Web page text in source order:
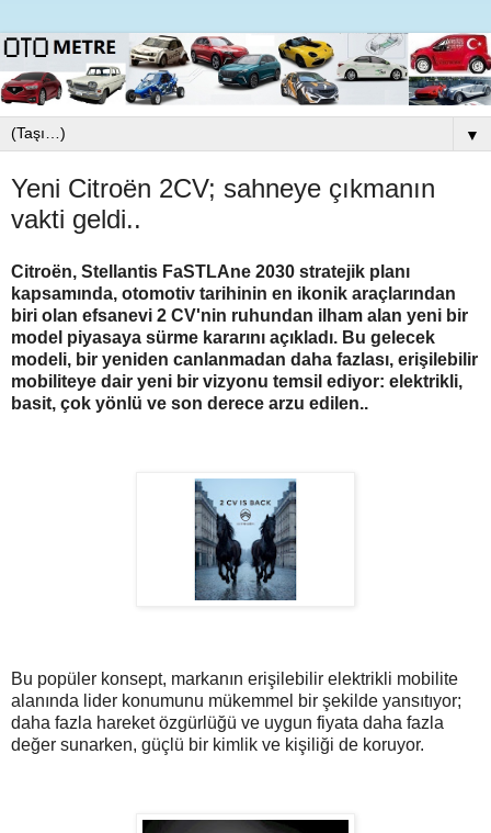
▼
Yeni Citroën 2CV; sahneye çıkmanın
vakti geldi..
Citroën, Stellantis FaSTLAne 2030 stratejik planı
kapsamında, otomotiv tarihinin en ikonik araçlarından
biri olan efsanevi 2 CV'nin ruhundan ilham alan yeni bir
model piyasaya sürme kararını açıkladı. Bu gelecek
modeli, bir yeniden canlanmadan daha fazlası, erişilebilir
mobiliteye dair yeni bir vizyonu temsil ediyor: elektrikli,
basit, çok yönlü ve son derece arzu edilen..
Bu popüler konsept, markanın erişilebilir elektrikli mobilite
alanında lider konumunu mükemmel bir şekilde yansıtıyor;
daha fazla hareket özgürlüğü ve uygun fiyata daha fazla
değer sunarken, güçlü bir kimlik ve kişiliği de koruyor.